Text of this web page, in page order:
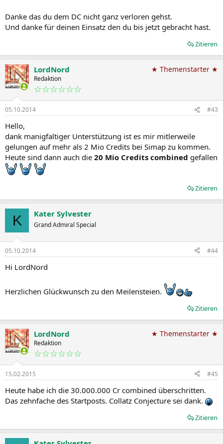
Danke das du dem DC nicht ganz verloren gehst.
Und danke für deinen Einsatz den du bis jetzt gebracht hast.
Zitieren
LordNord
Redaktion
☆☆☆☆☆☆
★ Themenstarter ★
05.10.2014 #43
Hello,
dank manigfaltiger Unterstützung ist es mir mitlerweile
gelungen auf mehr als 2 Mio Credits bei Simap zu kommen.
Heute sind dann auch die 20 Mio Credits combined gefallen
Zitieren
K Kater Sylvester
Grand Admiral Special
05.10.2014 #44
Hi LordNord
Herzlichen Glückwunsch zu den Meilensteien.
Zitieren
LordNord
Redaktion
☆☆☆☆☆☆
★ Themenstarter ★
15.02.2015 #45
Heute habe ich die 30.000.000 Cr combined überschritten.
Das zehnfache des Startposts. Collatz Conjecture sei dank.
Zitieren